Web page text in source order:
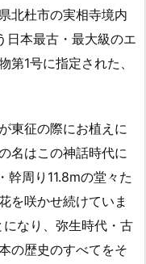
北杜市の実相寺境内
日本最古・最大級のエ
第1号に指定された、
東征の際にお植えに
名はこの神話時代に
幹周り11.8mの堂々た
を咲かせ続けていま
なり、弥生時代・古
の歴史のすべてをそ